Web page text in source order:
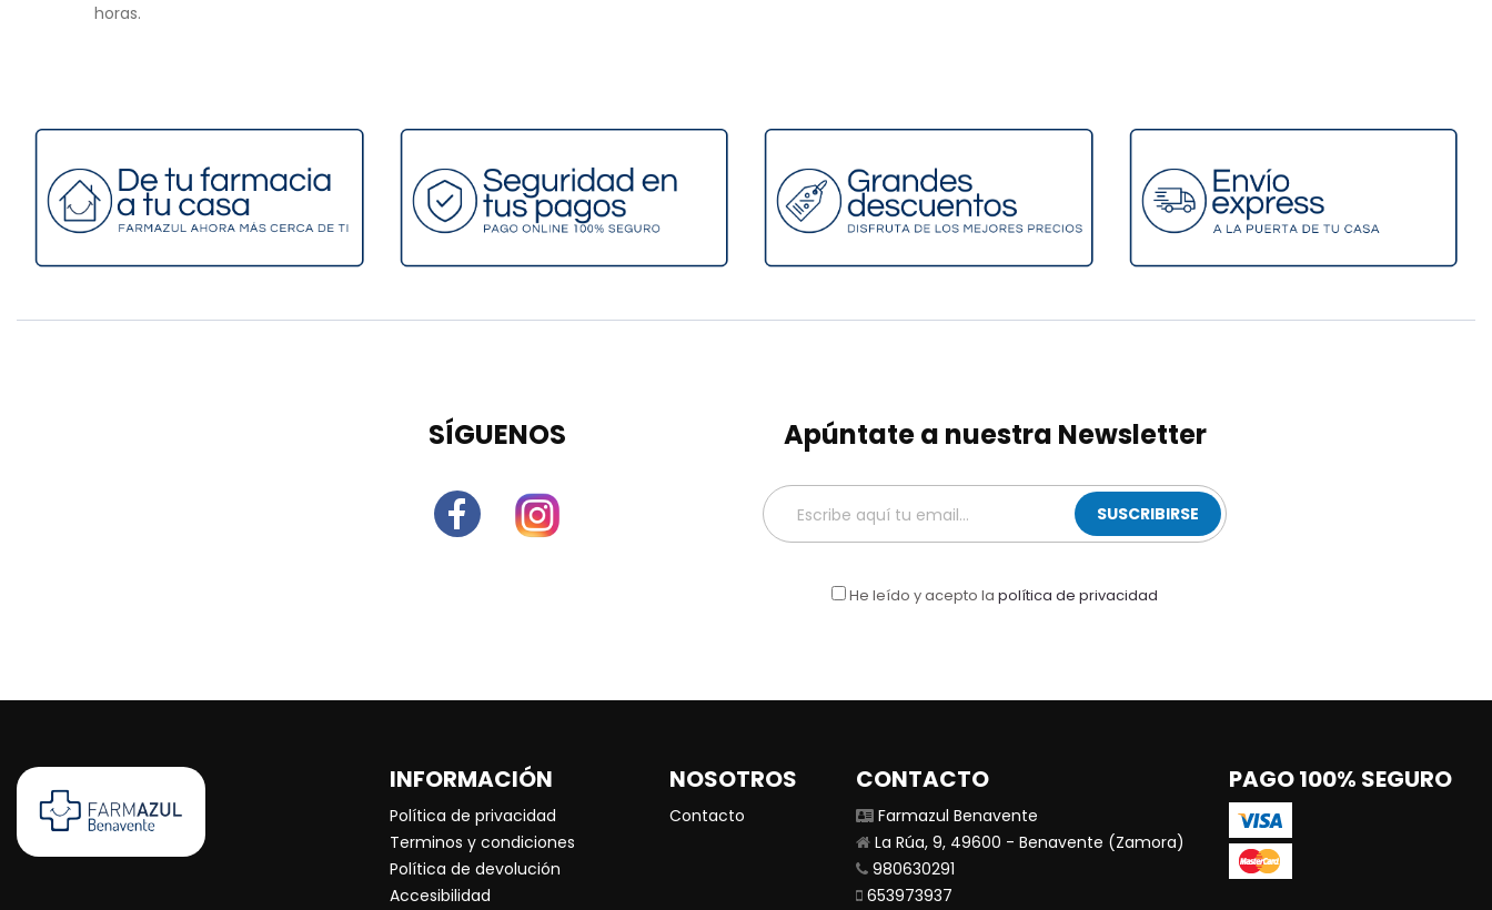
horas.
SÍGUENOS Apúntate a nuestra Newsletter
SUSCRIBIRSE
He leído y acepto la política de privacidad
INFORMACIÓN
Política de privacidad
Terminos y condiciones
Política de devolución
Accesibilidad
NOSOTROS
Contacto
CONTACTO
Farmazul Benavente
La Rúa, 9, 49600 - Benavente (Zamora)
980630291
653973937
PAGO 100% SEGURO